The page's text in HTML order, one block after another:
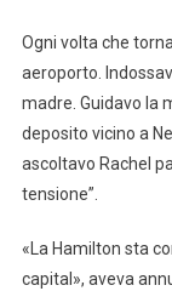
Ogni volta che
aeroporto.
madre. Guidavo la
deposito vicino a
ascoltavo Rachel
tensione”.
«La Hamilton sta
capital», aveva